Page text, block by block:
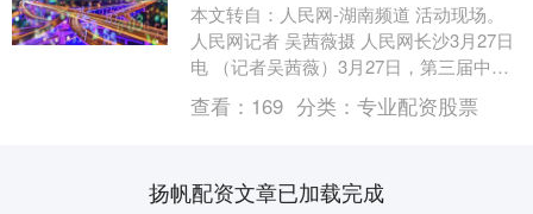
本文转自：人民网-湖南频道 活动现场。
人民网记者 吴茜薇摄 人民网长沙3月27日
电 （记者吴茜薇）3月27日，第三届中南
好书阅读盛典在2026岳麓书会暨长沙图
书....
查看： 169 分类： 专业配资股票
扬帆配资文章已加载完成